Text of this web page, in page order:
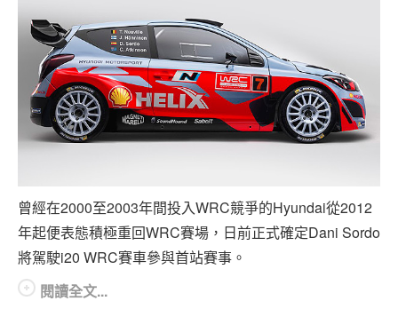
曾經在2000至2003年間投入WRC競爭的Hyundai從2012
年起便表態積極重回WRC賽場，日前正式確定Dani Sordo
將駕駛i20 WRC賽車參與首站賽事。
閱讀全文...